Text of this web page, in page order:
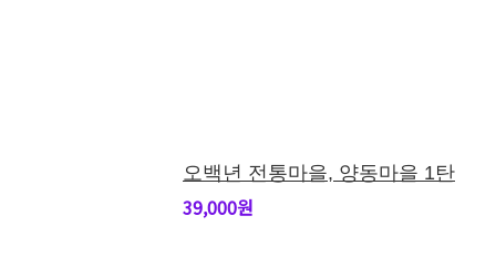
오백년 전통마을, 양동마을 1탄
39,000원